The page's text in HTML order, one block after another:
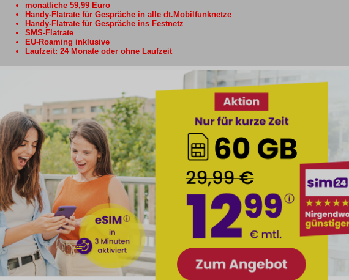
monatliche 59,99 Euro
Handy-Flatrate für Gespräche in alle dt.Mobilfunknetze
Handy-Flatrate für Gespräche ins Festnetz
SMS-Flatrate
EU-Roaming inklusive
Laufzeit: 24 Monate oder ohne Laufzeit